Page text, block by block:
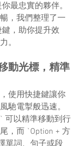
最忠實的夥伴。
，我們整理了一
，助你提升效
。
動光標，精準
使用快捷鍵讓你
馳電掣般迅速。
可以精準移動到行
，而 `Option + 方
單詞、句子或段